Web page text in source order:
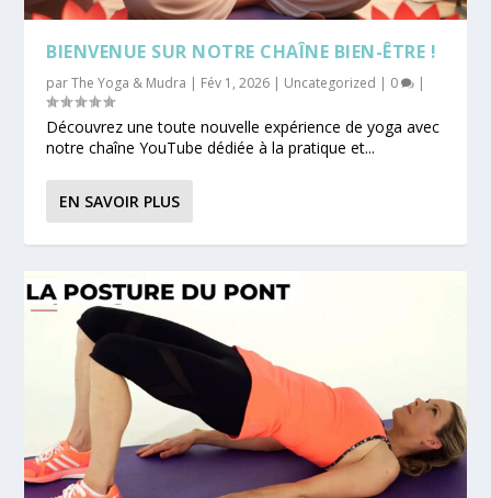
BIENVENUE SUR NOTRE CHAÎNE BIEN-ÊTRE !
parThe Yoga & Mudra | Fév 1, 2026 | Uncategorized | 0 |
Découvrez une toute nouvelle expérience de yoga avec
notre chaîne YouTube dédiée à la pratique et...
EN SAVOIR PLUS